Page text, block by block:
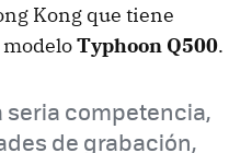
Kong que tiene
Typhoon Q500.
seria competencia,
de grabación,